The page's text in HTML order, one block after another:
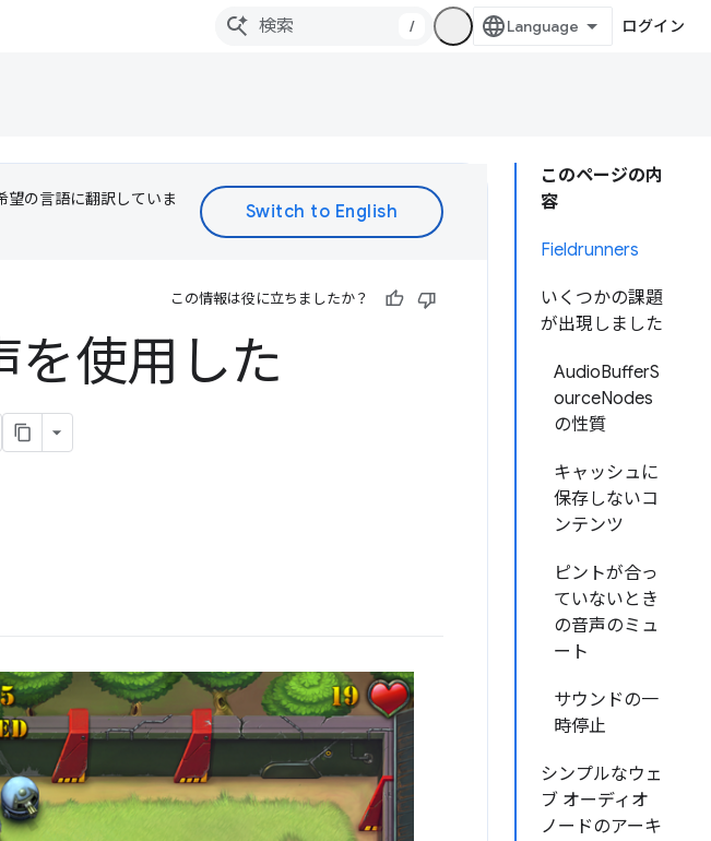
/ ログイン
このページの内
容
Fieldrunners
いくつかの課題
が出現しました
AudioBufferS
ourceNodes
の性質
キャッシュに
保存しないコ
ンテンツ
ピントが合っ
ていないとき
の音声のミュ
ート
サウンドの一
時停止
シンプルなウェ
ブ オーディオ
ノードのアーキ
望の言語に翻訳していま
この情報は役に立ちましたか？
を使用した